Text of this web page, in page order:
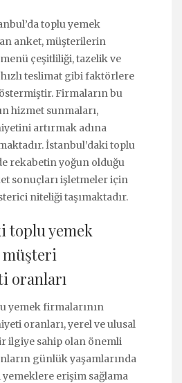
toplu yemek
anket, müşterilerin
çeşitliliği, tazelik ve
teslimat gibi faktörlere
Firmaların bu
hizmet sunmaları,
artırmak adına
İstanbul’daki toplu
rekabetin yoğun olduğu
sonuçları işletmeler için
niteliği taşımaktadır.
toplu yemek
müşteri
oranları
yemek firmalarının
oranları, yerel ve ulusal
ilgiye sahip olan önemli
günlük yaşamlarında
yemeklere erişim sağlama